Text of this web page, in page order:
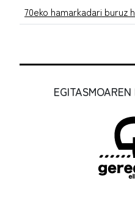
70eko hamarkadari buruz